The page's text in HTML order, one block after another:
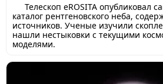
Телескоп eROSITA опубликовал
каталог рентгеновского неба,
источников. Ученые изучили
нашли нестыковки с текущими
моделями.